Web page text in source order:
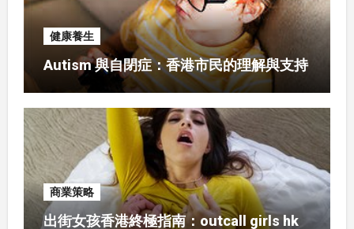
健康養生
Autism 與自閉症：香港市民的理解與支持
商業策略
出街女孩香港終極指南：outcall girls hk